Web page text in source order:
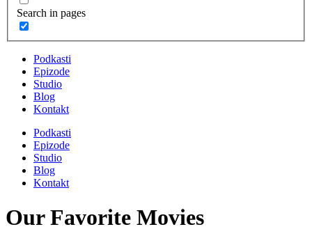
Search in pages
Podkasti
Epizode
Studio
Blog
Kontakt
Podkasti
Epizode
Studio
Blog
Kontakt
Our Favorite Movies